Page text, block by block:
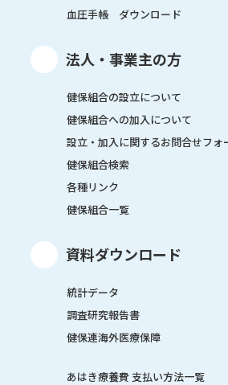
血圧手帳 ダウンロード
法人・事業主の方
健保組合の設立について
健保組合への加入について
設立・加入に関するお問合せフォ
健保組合検索
各種リンク
健保組合一覧
資料ダウンロード
統計データ
調査研究報告書
健保連海外医療保障
あはき療養費 支払い方法一覧